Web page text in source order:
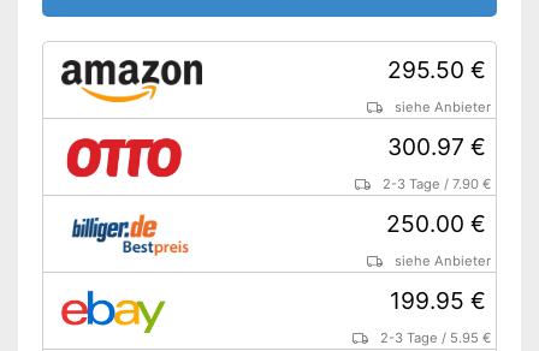
295.50 €
siehe Anbieter
300.97 €
2-3 Tage /7.90 €
250.00 €
siehe Anbieter
199.95 €
2-3 Tage / 5.95 €